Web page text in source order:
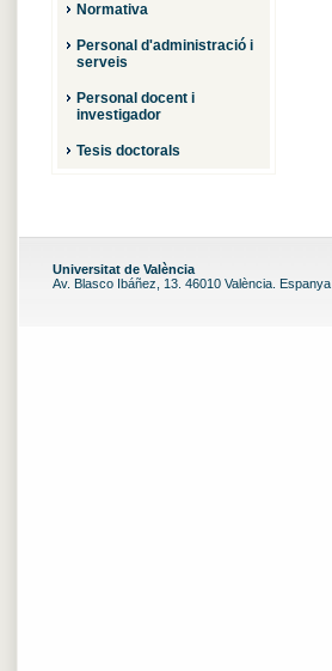
Normativa
Personal d'administració i
serveis
Personal docent i
investigador
Tesis doctorals
Universitat de València
Av. Blasco Ibáñez, 13. 46010 València. Espanya